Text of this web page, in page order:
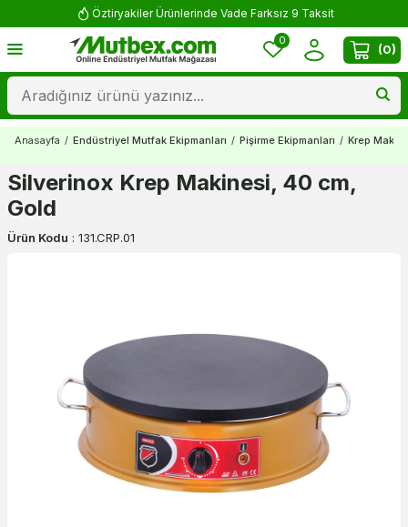
Öztiryakiler Ürünlerinde Vade Farksız 9 Taksit
0
(0)
Anasayfa / Endüstriyel Mutfak Ekipmanları / Pişirme Ekipmanları / Krep
Silverinox Krep Makinesi, 40 cm,
Gold
Ürün Kodu : 131.CRP.01